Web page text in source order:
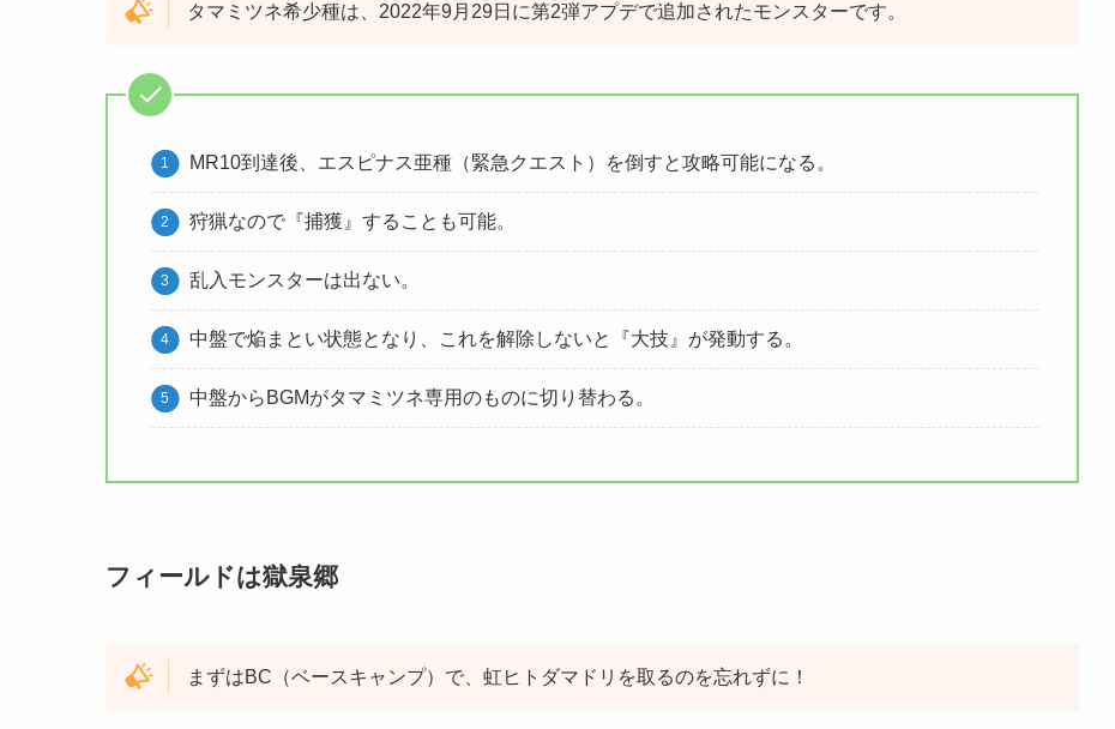
タマミツネ希少種は、2022年9月29日に第2弾アプデで追加されたモンスターです。
MR10到達後、エスピナス亜種（緊急クエスト）を倒すと攻略可能になる。
狩猟なので『捕獲』することも可能。
乱入モンスターは出ない。
中盤で焔まとい状態となり、これを解除しないと『大技』が発動する。
中盤からBGMがタマミツネ専用のものに切り替わる。
フィールドは獄泉郷
まずはBC（ベースキャンプ）で、虹ヒトダマドリを取るのを忘れずに！